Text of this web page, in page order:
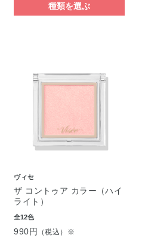
種類を選ぶ
ヴィセ
ザ コントゥア カラー（ハイ
ライト）
全12色
990円 （税込）※